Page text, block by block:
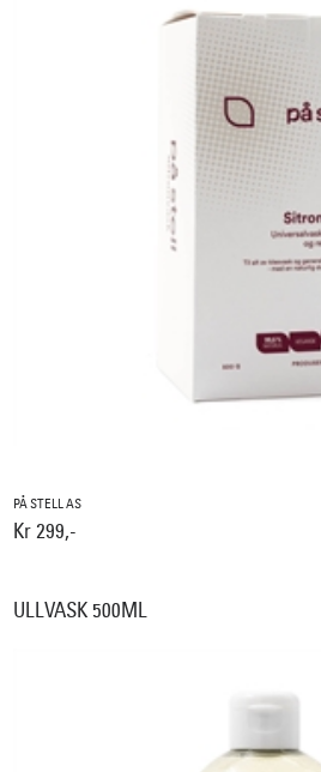
PÅ STELL AS
Kr 299,-
ULLVASK 500ML